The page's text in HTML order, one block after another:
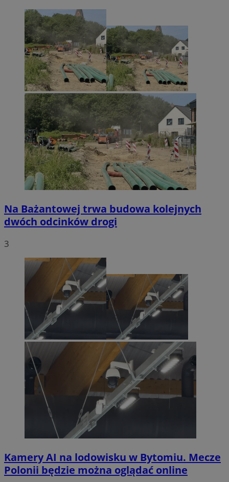
Na Bażantowej trwa budowa kolejnych
dwóch odcinków drogi
3
Kamery AI na lodowisku w Bytomiu. Mecze
Polonii będzie można oglądać online